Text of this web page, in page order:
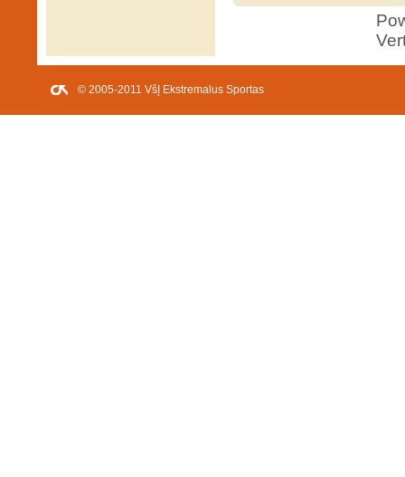
© 2005-2011 VšĮ Ekstremalus Sportas